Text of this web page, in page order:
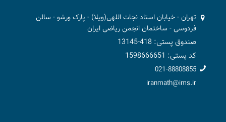
تهران - خیابان استاد نجات اللهی(ویلا) - پارک ورشو - سالن
فردوسی - ساختمان انجمن ریاضی ایران
صندوق پستی: 418-13145
کد پستی: 1598666651
021-88808855
iranmath@ims.ir